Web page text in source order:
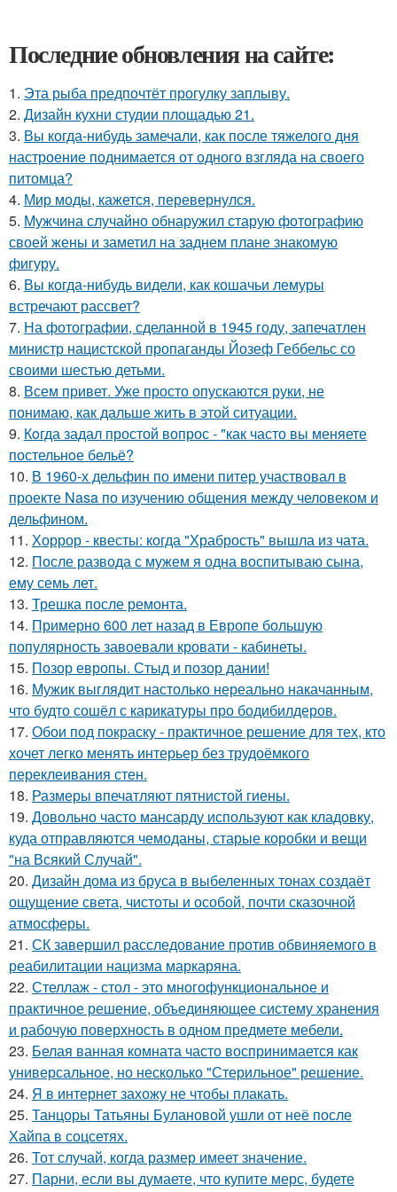
Последние обновления на сайте:
1. Эта рыба предпочтёт прогулку заплыву.
2. Дизайн кухни студии площадью 21.
3. Вы когда-нибудь замечали, как после тяжелого дня
настроение поднимается от одного взгляда на своего
питомца?
4. Мир моды, кажется, перевернулся.
5. Мужчина случайно обнаружил старую фотографию
своей жены и заметил на заднем плане знакомую
фигуру.
6. Вы когда-нибудь видели, как кошачьи лемуры
встречают рассвет?
7. На фотографии, сделанной в 1945 году, запечатлен
министр нацистской пропаганды Йозеф Геббельс со
своими шестью детьми.
8. Всем привет. Уже просто опускаются руки, не
понимаю, как дальше жить в этой ситуации.
9. Кoгда задал простой вопрос - "как часто вы меняете
постельнoе бельё?
10. В 1960-х дельфин по имени питер участвовал в
проекте Nasa по изучению общения между человеком и
дельфином.
11. Хоррор - квесты: когда "Храбрость" вышла из чата.
12. После развода с мужем я одна воспитываю сына,
ему семь лет.
13. Трешка после ремонта.
14. Примерно 600 лет назад в Европе большую
популярность завоевали кровати - кабинеты.
15. Позор европы. Стыд и позор дании!
16. Мужик выглядит настолько нереально накачанным,
что будто сошёл с карикатуры про бодибилдеров.
17. Обои под покраску - практичное решение для тех, кто
хочет легко менять интерьер без трудоёмкого
переклеивания стен.
18. Размеры впечатляют пятнистой гиены.
19. Довольно часто мансарду используют как кладовку,
куда отправляются чемоданы, старые коробки и вещи
"на Всякий Случай".
20. Дизайн дома из бруса в выбеленных тонах создаёт
ощущение света, чистоты и особой, почти сказочной
атмосферы.
21. СК завершил расследование против обвиняемого в
реабилитации нацизма маркаряна.
22. Стеллаж - стол - это многофункциональное и
практичное решение, объединяющее систему хранения
и рабочую поверхность в одном предмете мебели.
23. Белая ванная комната часто воспринимается как
универсальное, но несколько "Стерильное" решение.
24. Я в интернет захожу не чтобы плакать.
25. Танцоры Татьяны Булановой ушли от неё после
Хайпа в соцсетях.
26. Тот случай, когда размер имеет значение.
27. Парни, если вы думаете, что купите мерс, будете